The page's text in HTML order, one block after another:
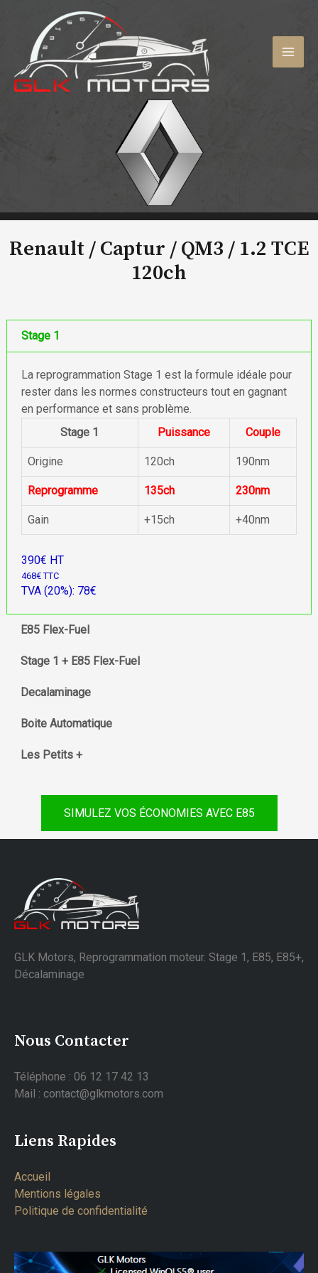
contenu
Renault / Captur / QM3 / 1.2 TCE
120ch
Stage 1
La reprogrammation Stage 1 est la formule idéale pour
rester dans les normes constructeurs tout en gagnant
en performance et sans problème.
Stage 1
Puissance Couple
Origine 120ch 190nm
Reprogramme 135ch 230nm
Gain +15ch +40nm
390€ HT
468€ TTC
TVA (20%): 78€
E85 Flex-Fuel
Stage 1 + E85 Flex-Fuel
Decalaminage
Boite Automatique
Les Petits +
SIMULEZ VOS ÉCONOMIES AVEC E85
GLK Motors, Reprogrammation moteur. Stage 1, E85, E85+,
Décalaminage
Nous Contacter
Téléphone : 06 12 17 42 13
Mail : contact@glkmotors.com
Liens Rapides
Accueil
Mentions légales
Politique de confidentialité